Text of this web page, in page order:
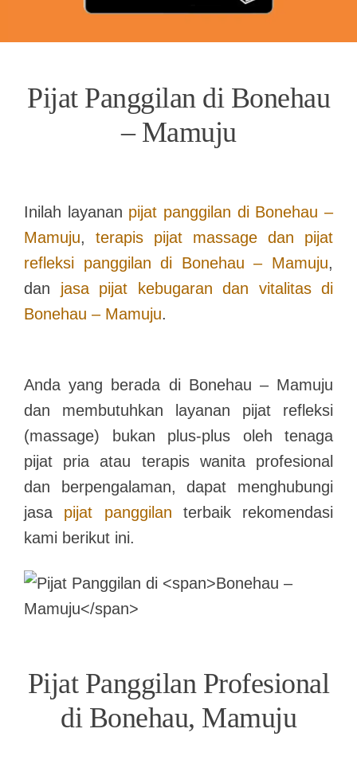
Pijat Panggilan di Bonehau
– Mamuju
Inilah layanan pijat panggilan di Bonehau –
Mamuju, terapis pijat massage dan pijat
refleksi panggilan di Bonehau – Mamuju,
dan jasa pijat kebugaran dan vitalitas di
Bonehau – Mamuju.
Anda yang berada di Bonehau – Mamuju
dan membutuhkan layanan pijat refleksi
(massage) bukan plus-plus oleh tenaga
pijat pria atau terapis wanita profesional
dan berpengalaman, dapat menghubungi
jasa pijat panggilan terbaik rekomendasi
kami berikut ini.
Pijat Panggilan Profesional
di Bonehau, Mamuju